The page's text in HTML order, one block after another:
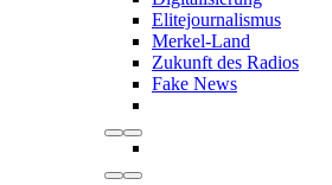
Elitejournalismus
Merkel-Land
Zukunft des Radios
Fake News